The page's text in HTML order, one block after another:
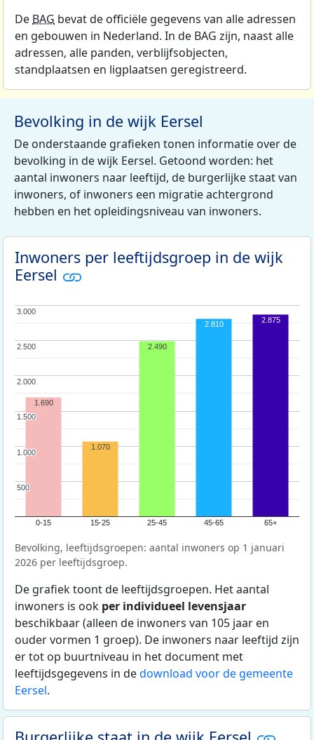
De BAG bevat de officiële gegevens van alle adressen
en gebouwen in Nederland. In de BAG zijn, naast alle
adressen, alle panden, verblijfsobjecten,
standplaatsen en ligplaatsen geregistreerd.
Bevolking in de wijk Eersel
De onderstaande grafieken tonen informatie over de
bevolking in de wijk Eersel. Getoond worden: het
aantal inwoners naar leeftijd, de burgerlijke staat van
inwoners, of inwoners een migratie achtergrond
hebben en het opleidingsniveau van inwoners.
Inwoners per leeftijdsgroep in de wijk
Eersel
0-15 15-25 25-45 45-65 65+
500
500
1.000
1.000
1.500
1.500
2.000
2.000
2.500
2.500
3.000
3.000
1.690
1.070
2.490
2.810 2.875
Bevolking, leeftijdsgroepen: aantal inwoners op 1 januari
2026 per leeftijdsgroep.
De grafiek toont de leeftijdsgroepen. Het aantal
inwoners is ook per individueel levensjaar
beschikbaar (alleen de inwoners van 105 jaar en
ouder vormen 1 groep). De inwoners naar leeftijd zijn
er tot op buurtniveau in het document met
leeftijdsgegevens in dedownload voor de gemeente
Eersel.